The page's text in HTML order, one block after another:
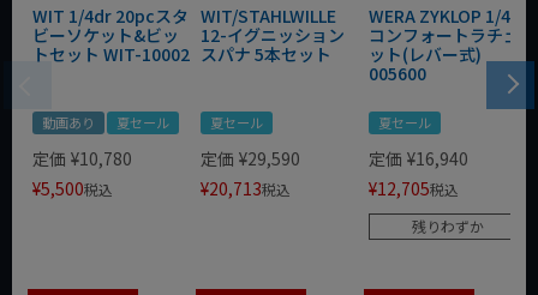
WIT 1/4dr 20pcスタ
ビーソケット&ビッ
トセット WIT-10002
動画あり 夏セール
定価 ¥10,780
¥5,500税込
WIT/STAHLWILLE
12-イグニッション
スパナ 5本セット
夏セール
定価 ¥29,590
¥20,713税込
WERA ZYKLOP 1/4"
コンフォートラチェ
ット(レバー式)
005600
夏セール
定価 ¥16,940
¥12,705税込
残りわずか